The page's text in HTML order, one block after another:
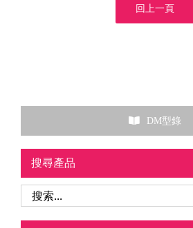
回上一頁
DM型錄
搜尋產品